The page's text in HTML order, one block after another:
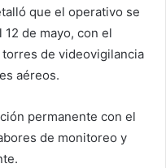
que el operativo se
de mayo, con el
de videovigilancia
aéreos.
permanente con el
de monitoreo y